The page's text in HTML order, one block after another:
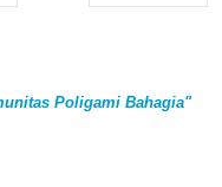
Poligami Bahagia"